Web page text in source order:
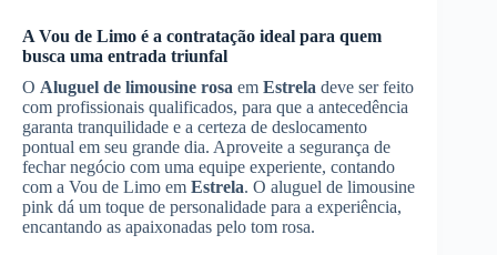
A Vou de Limo é a contratação ideal para quem
busca uma entrada triunfal
O Aluguel de limousine rosa em Estrela deve ser feito
com profissionais qualificados, para que a antecedência
garanta tranquilidade e a certeza de deslocamento
pontual em seu grande dia. Aproveite a segurança de
fechar negócio com uma equipe experiente, contando
com a Vou de Limo em Estrela. O aluguel de limousine
pink dá um toque de personalidade para a experiência,
encantando as apaixonadas pelo tom rosa.